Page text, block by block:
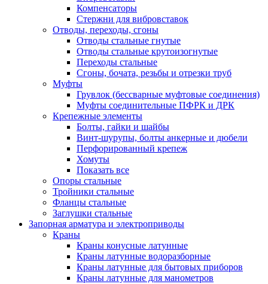
Компенсаторы
Стержни для вибровставок
Отводы, переходы, сгоны
Отводы стальные гнутые
Отводы стальные крутоизогнутые
Переходы стальные
Сгоны, бочата, резьбы и отрезки труб
Муфты
Грувлок (бессварные муфтовые соединения)
Муфты соединительные ПФРК и ДРК
Крепежные элементы
Болты, гайки и шайбы
Винт-шурупы, болты анкерные и дюбели
Перфорированный крепеж
Хомуты
Показать все
Опоры стальные
Тройники стальные
Фланцы стальные
Заглушки стальные
Запорная арматура и электроприводы
Краны
Краны конусные латунные
Краны латунные водоразборные
Краны латунные для бытовых приборов
Краны латунные для манометров